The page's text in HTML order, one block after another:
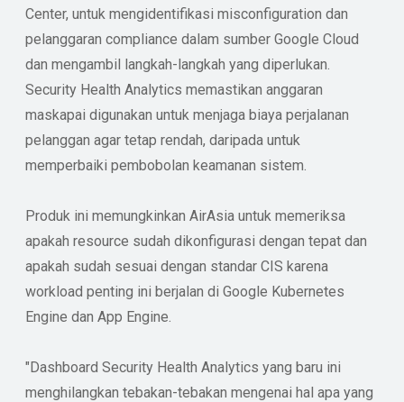
Center, untuk mengidentifikasi misconfiguration dan
pelanggaran compliance dalam sumber Google Cloud
dan mengambil langkah-langkah yang diperlukan.
Security Health Analytics memastikan anggaran
maskapai digunakan untuk menjaga biaya perjalanan
pelanggan agar tetap rendah, daripada untuk
memperbaiki pembobolan keamanan sistem.
Produk ini memungkinkan AirAsia untuk memeriksa
apakah resource sudah dikonfigurasi dengan tepat dan
apakah sudah sesuai dengan standar CIS karena
workload penting ini berjalan di Google Kubernetes
Engine dan App Engine.
"Dashboard Security Health Analytics yang baru ini
menghilangkan tebakan-tebakan mengenai hal apa yang